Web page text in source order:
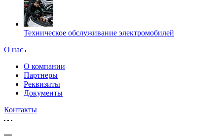
Техническое обслуживание электромобилей
О нас
О компании
Партнеры
Реквизиты
Документы
Контакты